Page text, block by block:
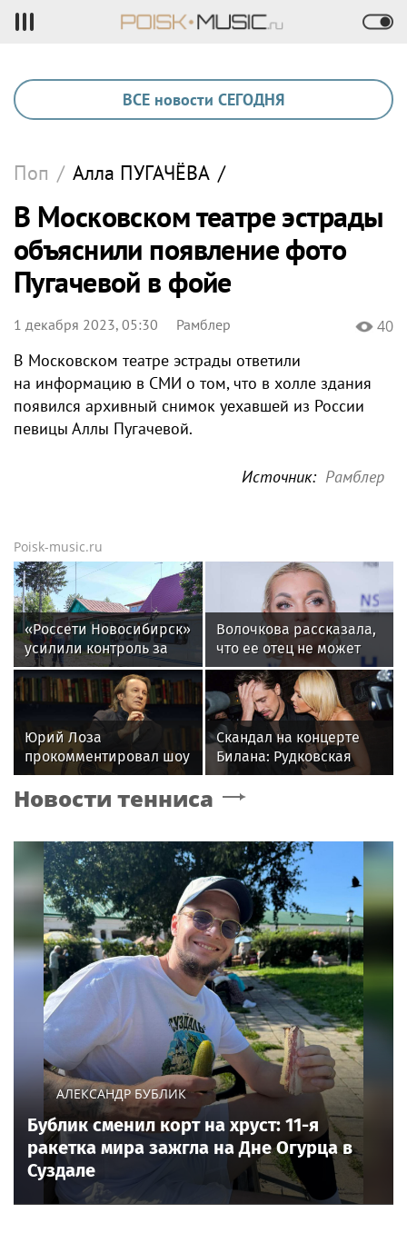
ВСЕ новости СЕГОДНЯ
Поп / Алла ПУГАЧЁВА /
В Московском театре эстрады
объяснили появление фото
Пугачевой в фойе
1 декабря 2023, 05:30 Рамблер 40
В Московском театре эстрады ответили
на информацию в СМИ о том, что в холле здания
появился архивный снимок уехавшей из России
певицы Аллы Пугачевой.
Источник: Рамблер
Poisk-music.ru
«Россети Новосибирск»
усилили контроль за
незаконными
подвесами ВОЛС: охват
проверок вырос в 1,5
Волочкова рассказала,
что ее отец не может
восстановиться после
инсульта
Юрий Лоза
прокомментировал шоу
Димы Билана словами
«понты дороже денег»
Скандал на концерте
Билана: Рудковская
прокомментировала и
в Сети "взорвались"
Новости тенниса
АЛЕКСАНДР БУБЛИК
Бублик сменил корт на хруст: 11-я
ракетка мира зажгла на Дне Огурца в
Суздале